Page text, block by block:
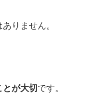
りません。
とが大切です。